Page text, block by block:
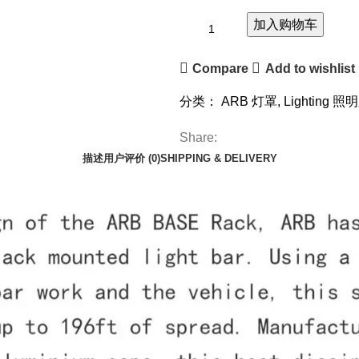
加入购物车
Compare Add to wishlist
分类： ARB 灯罩, Lighting 照
Share:
描述用户评价 (0)SHIPPING & DELIVERY